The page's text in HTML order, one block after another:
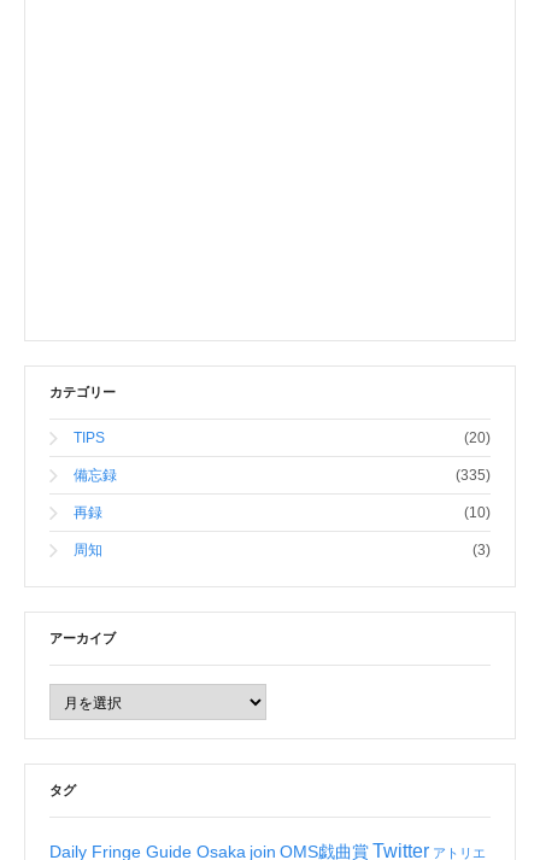
カテゴリー
TIPS (20)
備忘録 (335)
再録 (10)
周知 (3)
アーカイブ
タグ
Daily Fringe Guide Osaka join OMS戯曲賞Twitter アトリエ